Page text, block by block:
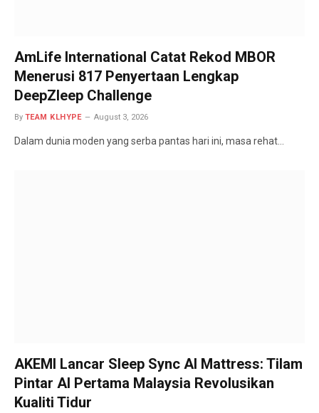
AmLife International Catat Rekod MBOR
Menerusi 817 Penyertaan Lengkap
DeepZleep Challenge
By TEAM KLHYPE August 3, 2026
Dalam dunia moden yang serba pantas hari ini, masa rehat…
AKEMI Lancar Sleep Sync AI Mattress: Tilam
Pintar AI Pertama Malaysia Revolusikan
Kualiti Tidur